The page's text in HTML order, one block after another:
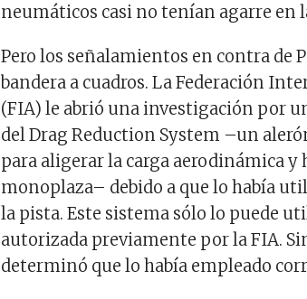
neumáticos casi no tenían agarre en
Pero los señalamientos en contra de
bandera a cuadros. La Federación
(FIA) le abrió una investigación por
del Drag Reduction System –un
para aligerar la carga aerodinámica y
monoplaza– debido a que lo había
la pista. Este sistema sólo lo puede
autorizada previamente por la FIA.
determinó que lo había empleado